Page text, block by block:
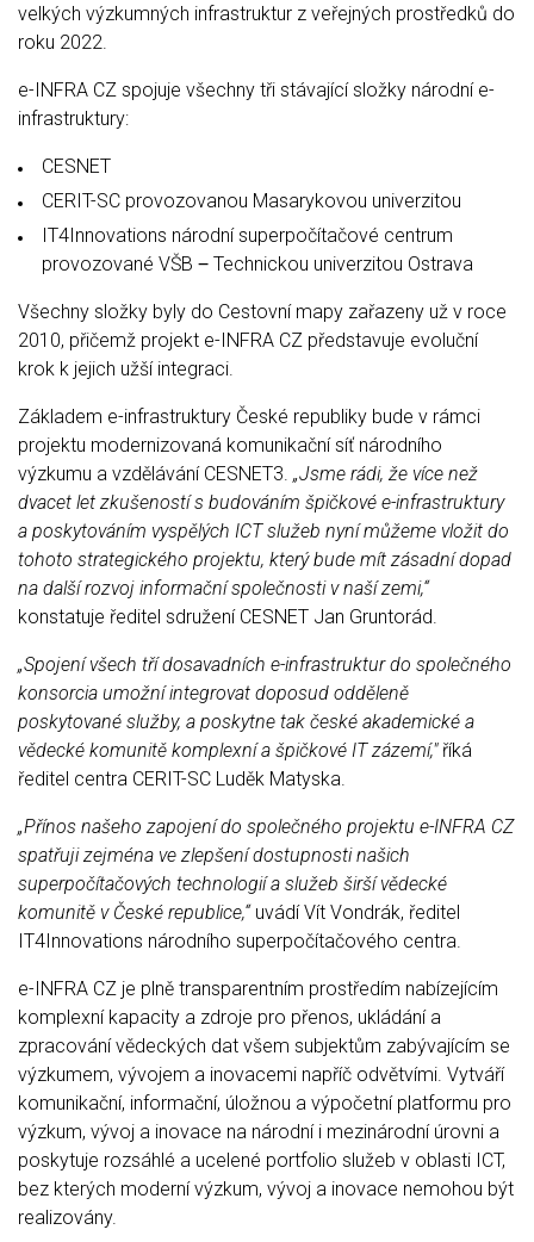
velkých výzkumných infrastruktur z veřejných prostředků do
roku 2022.
e-INFRA CZ spojuje všechny tři stávající složky národní e-
infrastruktury:
CESNET
CERIT-SC provozovanou Masarykovou univerzitou
IT4Innovations národní superpočítačové centrum
provozované VŠB ‒ Technickou univerzitou Ostrava
Všechny složky byly do Cestovní mapy zařazeny už v roce
2010, přičemž projekt e-INFRA CZ představuje evoluční
krok k jejich užší integraci.
Základem e-infrastruktury České republiky bude v rámci
projektu modernizovaná komunikační síť národního
výzkumu a vzdělávání CESNET3. „Jsme rádi, že více než
dvacet let zkušeností s budováním špičkové e-infrastruktury
a poskytováním vyspělých ICT služeb nyní můžeme vložit do
tohoto strategického projektu, který bude mít zásadní dopad
na další rozvoj informační společnosti v naší zemi,“
konstatuje ředitel sdružení CESNET Jan Gruntorád.
„Spojení všech tří dosavadních e-infrastruktur do společného
konsorcia umožní integrovat doposud odděleně
poskytované služby, a poskytne tak české akademické a
vědecké komunitě komplexní a špičkové IT zázemí,"říká
ředitel centra CERIT-SC Luděk Matyska.
„Přínos našeho zapojení do společného projektu e-INFRA CZ
spatřuji zejména ve zlepšení dostupnosti našich
superpočítačových technologií a služeb širší vědecké
komunitě v České republice,“uvádí Vít Vondrák, ředitel
IT4Innovations národního superpočítačového centra.
e-INFRA CZ je plně transparentním prostředím nabízejícím
komplexní kapacity a zdroje pro přenos, ukládání a
zpracování vědeckých dat všem subjektům zabývajícím se
výzkumem, vývojem a inovacemi napříč odvětvími. Vytváří
komunikační, informační, úložnou a výpočetní platformu pro
výzkum, vývoj a inovace na národní i mezinárodní úrovni a
poskytuje rozsáhlé a ucelené portfolio služeb v oblasti ICT,
bez kterých moderní výzkum, vývoj a inovace nemohou být
realizovány.